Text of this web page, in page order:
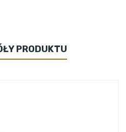
PRODUKTU